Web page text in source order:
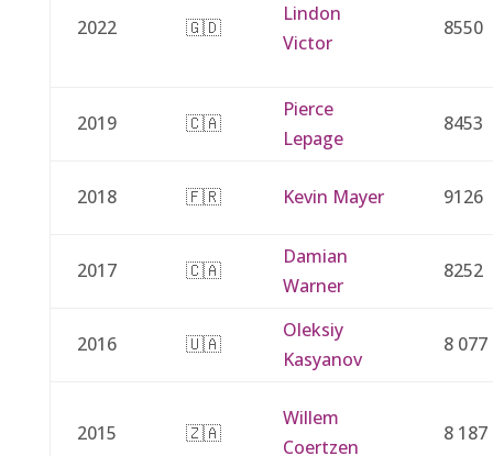
2022 🇬🇩
Lindon
Victor
8550
2019 🇨🇦
Pierce
Lepage
8453
2018 🇫🇷 Kevin Mayer 9126
2017 🇨🇦
Damian
Warner
8252
2016 🇺🇦
Oleksiy
Kasyanov
8 077
2015 🇿🇦
Willem
Coertzen
8 187